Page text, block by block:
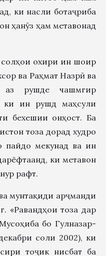
ки насли ботаҷриба
ҳанӯз ҳам метавонад
солҳои охири ин шоир
ва Раҳмат Назрӣ ва
аз рушде чашмгир
ки ин рушд маҳсули
бехешии онҳост. Ба
тоза дорад худро
пайдо мекунад ва ин
ки метавон
рафт.
мунтақиди арҷманди
«Равандҳои тоза дар
бо Гулназар-
соли 2002), ки
тоҷик нисбат ба